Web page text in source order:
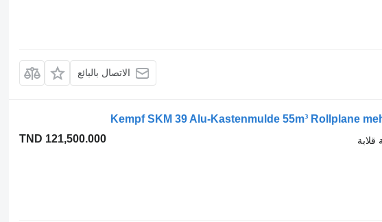
الاتصال بالبائع
Kempf SKM 39 Alu-Kastenmulde 55m³ Rollplane
TND 121,500.000